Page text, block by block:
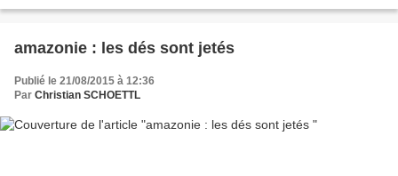
amazonie : les dés sont jetés
Publié le 21/08/2015 à 12:36
Par Christian SCHOETTL